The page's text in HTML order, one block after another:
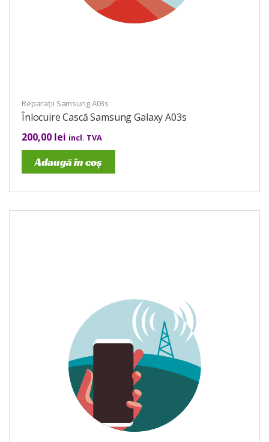
Reparații Samsung A03s
Înlocuire Cască Samsung Galaxy A03s
200,00 lei incl. TVA
Adaugă în coș